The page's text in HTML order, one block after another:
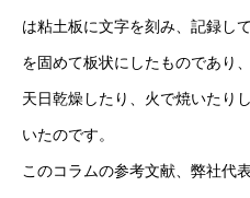
情報セキュリティ基本方針
は粘土板に文字を刻み、記録し
を固めて板状にしたものであり
天日乾燥したり、火で焼いたり
いたのです。
このコラムの参考文献、弊社代